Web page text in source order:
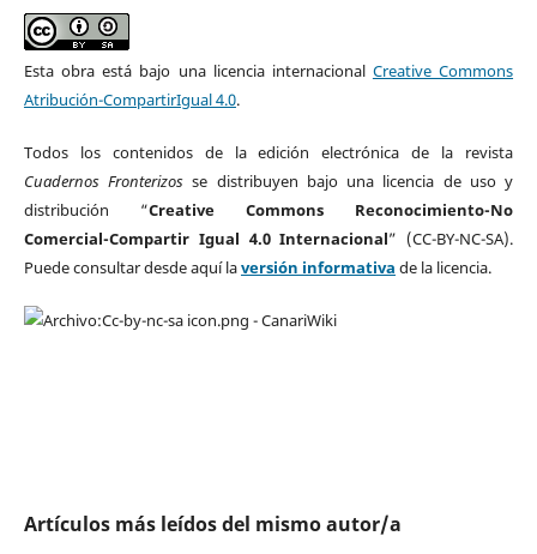
Esta obra está bajo una licencia internacional Creative Commons
Atribución-CompartirIgual 4.0.
Todos los contenidos de la edición electrónica de la revista
Cuadernos Fronterizos se distribuyen bajo una licencia de uso y
distribución “Creative Commons Reconocimiento-No
Comercial-Compartir Igual 4.0 Internacional” (CC-BY-NC-SA).
Puede consultar desde aquí laversión informativa de la licencia.
Artículos más leídos del mismo autor/a